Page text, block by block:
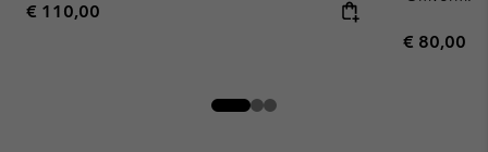
Regular price:
€ 110,00
Regular
€ 80,00